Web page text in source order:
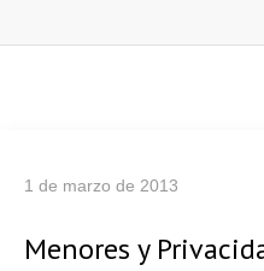
1 de marzo de 2013
Menores y